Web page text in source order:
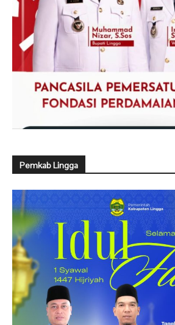
Pemkab Lingga